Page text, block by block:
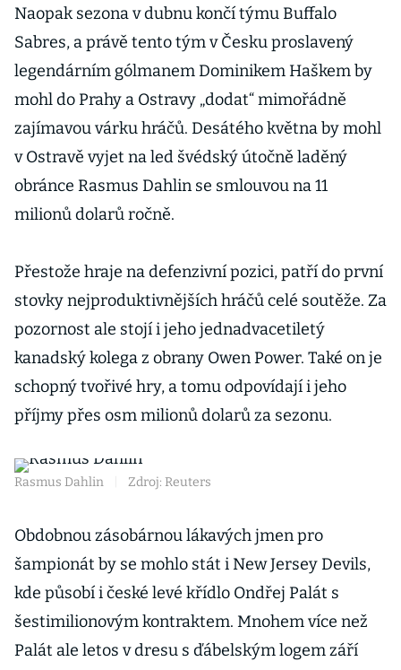
Naopak sezona v dubnu končí týmu Buffalo
Sabres, a právě tento tým v Česku proslavený
legendárním gólmanem Dominikem Haškem by
mohl do Prahy a Ostravy „dodat“ mimořádně
zajímavou várku hráčů. Desátého května by mohl
v Ostravě vyjet na led švédský útočně laděný
obránce Rasmus Dahlin se smlouvou na 11
milionů dolarů ročně.
Přestože hraje na defenzivní pozici, patří do první
stovky nejproduktivnějších hráčů celé soutěže. Za
pozornost ale stojí i jeho jednadvacetiletý
kanadský kolega z obrany Owen Power. Také on je
schopný tvořivé hry, a tomu odpovídají i jeho
příjmy přes osm milionů dolarů za sezonu.
Rasmus Dahlin Zdroj: Reuters
Obdobnou zásobárnou lákavých jmen pro
šampionát by se mohlo stát i New Jersey Devils,
kde působí i české levé křídlo Ondřej Palát s
šestimilionovým kontraktem. Mnohem více než
Palát ale letos v dresu s ďábelským logem září